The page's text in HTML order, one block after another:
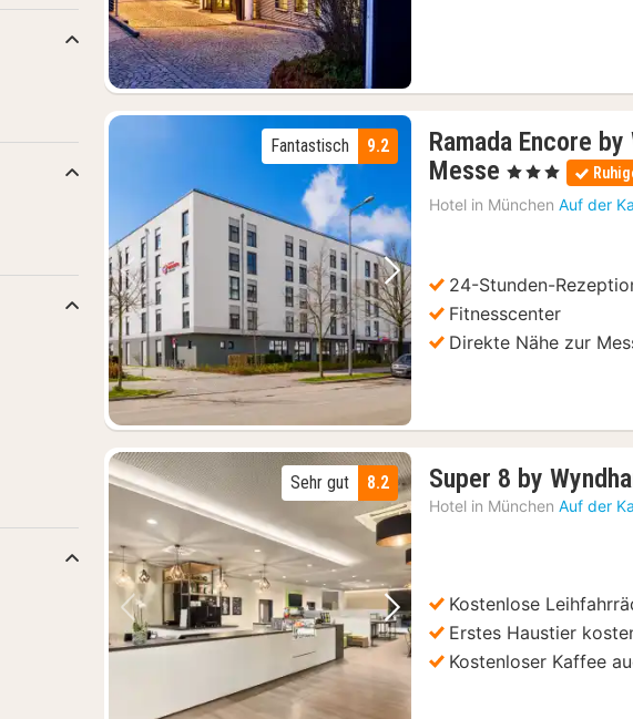
Vorheriges Bild Nächstes Bild
9.2
Fantastisch
Ramada Encore
Messe 1
Nacht
ab
€
, 3 Sterne
Hotel in München Auf der
24-Stunden-
Fitnesscenter
Direkte Nähe zur
Vorheriges Bild Nächstes Bild
8.2
Sehr gut Super 8 by
Hotel in München Auf der
Kostenlose
Erstes Haustier
Kostenloser Kaffee